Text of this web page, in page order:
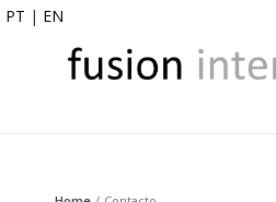
PT | EN